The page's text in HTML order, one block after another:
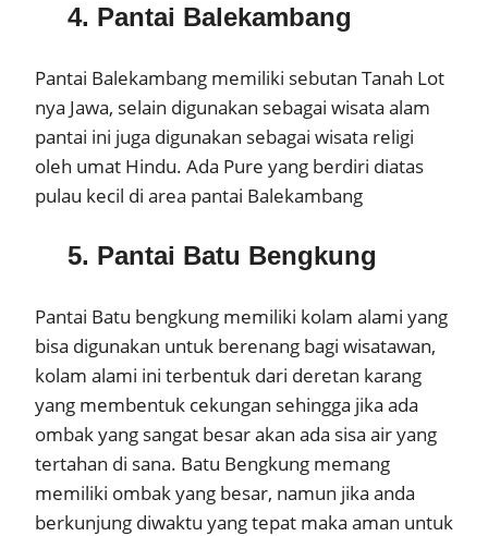
4. Pantai Balekambang
Pantai Balekambang memiliki sebutan Tanah Lot
nya Jawa, selain digunakan sebagai wisata alam
pantai ini juga digunakan sebagai wisata religi
oleh umat Hindu. Ada Pure yang berdiri diatas
pulau kecil di area pantai Balekambang
5. Pantai Batu Bengkung
Pantai Batu bengkung memiliki kolam alami yang
bisa digunakan untuk berenang bagi wisatawan,
kolam alami ini terbentuk dari deretan karang
yang membentuk cekungan sehingga jika ada
ombak yang sangat besar akan ada sisa air yang
tertahan di sana. Batu Bengkung memang
memiliki ombak yang besar, namun jika anda
berkunjung diwaktu yang tepat maka aman untuk